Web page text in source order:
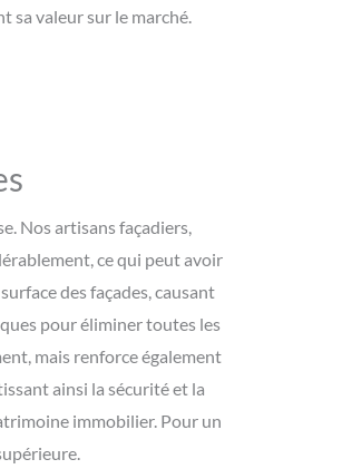
sa valeur sur le marché.
Nos artisans façadiers,
ce qui peut avoir
des façades, causant
pour éliminer toutes les
mais renforce également
ainsi la sécurité et la
immobilier. Pour un